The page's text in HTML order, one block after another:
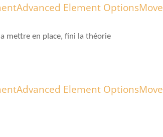
Advanced Element OptionsMove
a mettre en place, fini la théorie
Advanced Element OptionsMove